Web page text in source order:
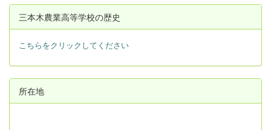
三本木農業高等学校の歴史
こちらをクリックしてください
所在地